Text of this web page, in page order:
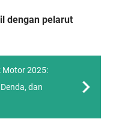
dengan pelarut
Motor 2025:
dan